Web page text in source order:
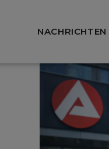
NACHRICHTEN